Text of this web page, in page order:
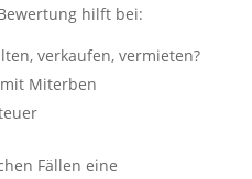
hilft bei:
verkaufen, vermieten?
Miterben
Fällen eine